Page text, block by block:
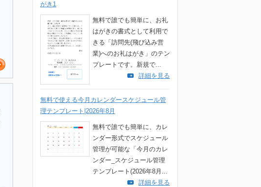
がき1
無料で誰でも簡単に、お礼
はがきの書式として利用で
きる「訪問先(飛び込み営
業)へのお礼はがき」のテン
プレートです。新規で...
詳細を見る
無料で使える今月カレンダースケジュール管
理テンプレート|2026年8月
無料で誰でも簡単に、カレ
ンダー形式でスケジュール
管理が可能な「今月のカレ
ンダー_スケジュール管理
テンプレート(2026年8月...
詳細を見る